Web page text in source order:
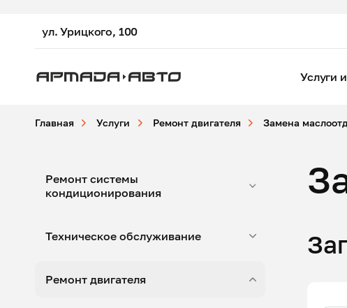
ул. Урицкого, 100
Услуги
Главная Услуги Ремонт двигателя Замена
Ремонт системы
кондиционирования
Техническое обслуживание
Ремонт двигателя